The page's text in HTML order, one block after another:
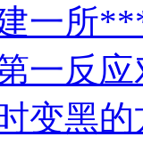
一所
一反
变黑的